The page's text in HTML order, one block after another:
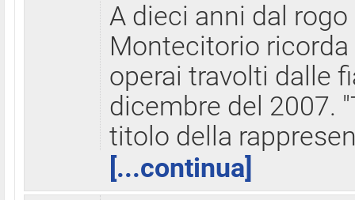
A dieci anni dal
Montecitorio
operai travolti dalle
dicembre del 2007.
titolo della
[...continua]